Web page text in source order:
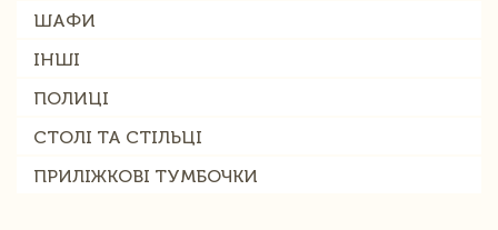
ШАФИ
ІНШІ
ПОЛИЦІ
СТОЛІ ТА СТІЛЬЦІ
ПРИЛІЖКОВІ ТУМБОЧКИ